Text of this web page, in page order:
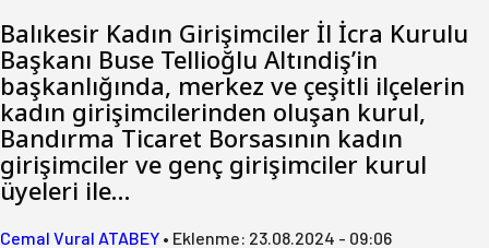
Balıkesir Kadın Girişimciler İl İcra Kurulu
Başkanı Buse Tellioğlu Altındiş’in
başkanlığında, merkez ve çeşitli ilçelerin
kadın girişimcilerinden oluşan kurul,
Bandırma Ticaret Borsasının kadın
girişimciler ve genç girişimciler kurul
üyeleri ile…
Cemal Vural ATABEY • Eklenme: 23.08.2024 - 09:06